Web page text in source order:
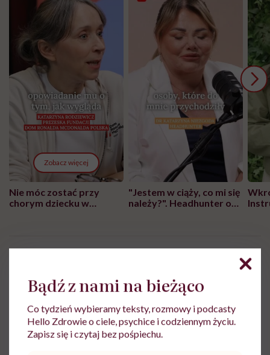
Zobacz więcej
Nie móc zostać przy
chorym dziecku w
głupota i brak
"Jestem w ciąży, co mi się
należy?". Headhunter o
Zobacz profil
Bądź z nami na bieżąco
Co tydzień wybieramy teksty, rozmowy i podcasty
Hello Zdrowie o ciele, psychice i codziennym życiu.
Zapisz się i czytaj bez pośpiechu.